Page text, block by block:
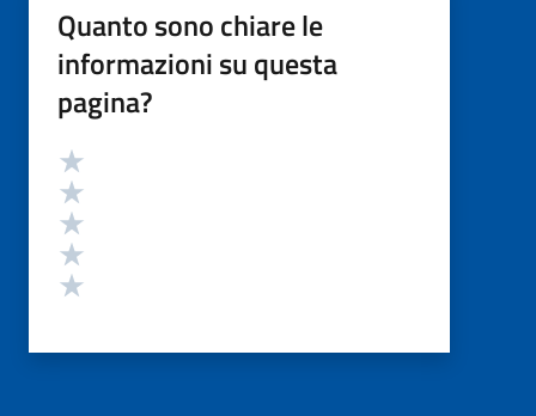
Quanto sono chiare le
informazioni su questa
pagina?
Valutazione